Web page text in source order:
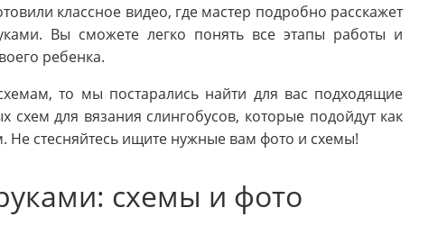
классное видео, где мастер подробно расскажет
Вы сможете легко понять все этапы работы и
ребенка.
то мы постарались найти для вас подходящие
схем для вязания слингобусов, которые подойдут как
стесняйтесь ищите нужные вам фото и схемы!
схемы и фото